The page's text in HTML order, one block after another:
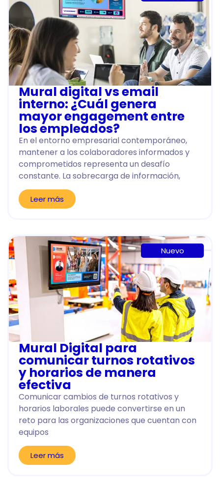
Mural digital vs email
interno: ¿Cuál genera
mayor engagement entre
los empleados?
En el entorno empresarial contemporáneo,
mantener a los colaboradores informados y
comprometidos representa un desafío
constante. La sobrecarga de información,
Leer más
Nuevo
Mural Digital para
comunicar turnos rotativos
y horarios de manera
efectiva
Comunicar cambios de turnos rotativos y
horarios laborales puede convertirse en un
reto para las organizaciones que cuentan con
equipos
Leer más